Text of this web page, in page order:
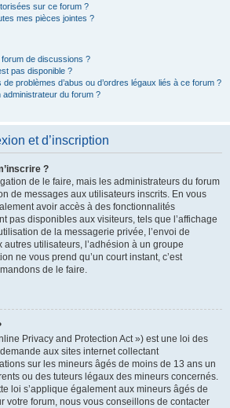
sur ce forum ?
mes pièces jointes ?
de discussions ?
pas disponible ?
problèmes d’abus ou d’ordres légaux liés à ce forum ?
du forum ?
et d’inscription
?
de le faire, mais les administrateurs du forum
de messages aux utilisateurs inscrits. En vous
avoir accès à des fonctionnalités
pas disponibles aux visiteurs, tels que l’affichage
de la messagerie privée, l’envoi de
utilisateurs, l’adhésion à un groupe
ne vous prend qu’un court instant, c’est
de le faire.
Privacy and Protection Act ») est une loi des
aux sites internet collectant
sur les mineurs âgés de moins de 13 ans un
ou des tuteurs légaux des mineurs concernés.
loi s’applique également aux mineurs âgés de
votre forum, nous vous conseillons de contacter